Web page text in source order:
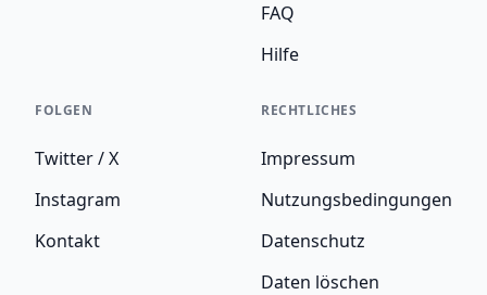
FAQ
Hilfe
FOLGEN
Twitter / X
Instagram
Kontakt
RECHTLICHES
Impressum
Nutzungsbedingungen
Datenschutz
Daten löschen